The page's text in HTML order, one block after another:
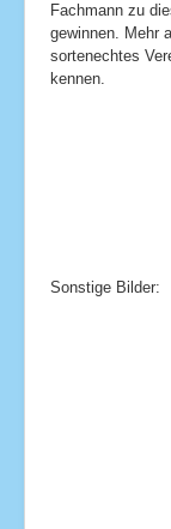
Fachmann zu
gewinnen. Mehr
sortenechtes
kennen.
Sonstige Bilder: